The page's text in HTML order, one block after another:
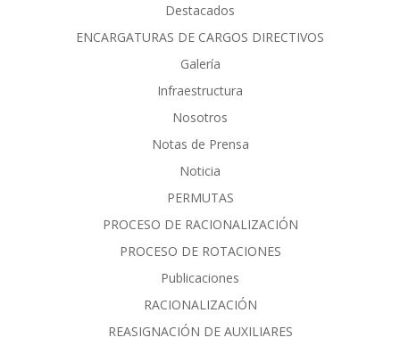
Destacados
ENCARGATURAS DE CARGOS DIRECTIVOS
Galería
Infraestructura
Nosotros
Notas de Prensa
Noticia
PERMUTAS
PROCESO DE RACIONALIZACIÓN
PROCESO DE ROTACIONES
Publicaciones
RACIONALIZACIÓN
REASIGNACIÓN DE AUXILIARES